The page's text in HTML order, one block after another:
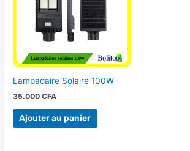
Lampadaire Solaire 100W
35.000CFA
Ajouter au panier